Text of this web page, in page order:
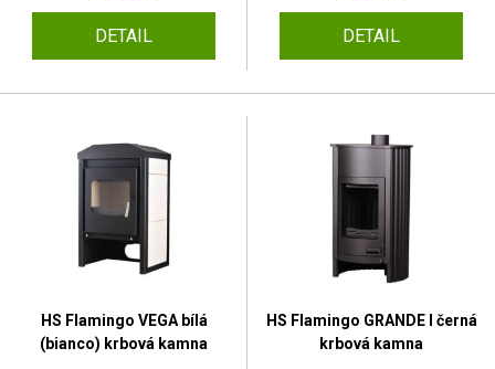
DETAIL DETAIL
HS Flamingo VEGA bílá
(bianco) krbová kamna
HS Flamingo GRANDE I černá
krbová kamna